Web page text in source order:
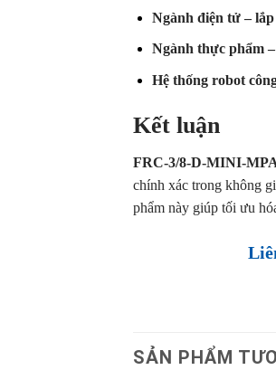
Ngành điện tử –
Ngành thực phẩm
Hệ thống robot
Kết luận
FRC-3/8-D-MINI-
chính xác trong không
phẩm này giúp tối ưu
SẢN PHẨM